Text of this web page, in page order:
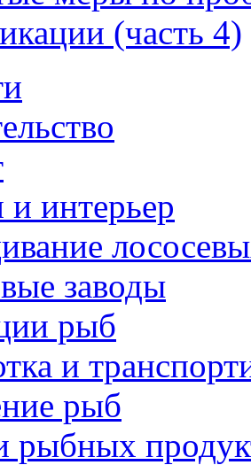
(часть 4)
интерьер
заводы
рыб
и
рыб
рыбных